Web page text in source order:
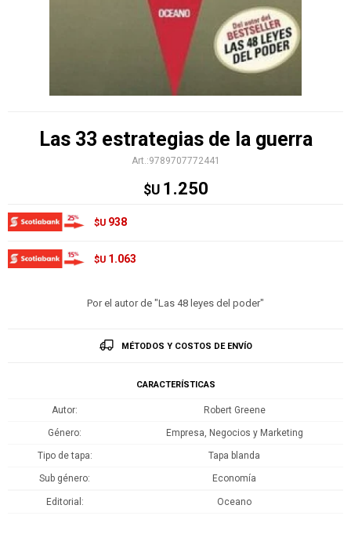
Las 33 estrategias de la guerra
9789707772441
$U 1.250
$U 938
$U 1.063
Por el autor de "Las 48 leyes del poder"
MÉTODOS Y COSTOS DE ENVÍO
CARACTERÍSTICAS
Autor Robert Greene
Género Empresa, Negocios y Marketing
Tipo de tapa Tapa blanda
Sub género Economía
Editorial Oceano